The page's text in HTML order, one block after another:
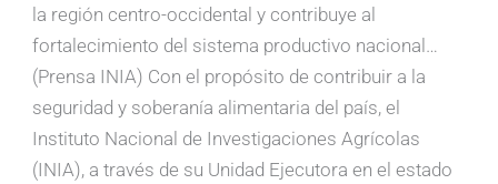
la región centro-occidental y contribuye al
fortalecimiento del sistema productivo nacional…
(Prensa INIA) Con el propósito de contribuir a la
seguridad y soberanía alimentaria del país, el
Instituto Nacional de Investigaciones Agrícolas
(INIA), a través de su Unidad Ejecutora en el estado